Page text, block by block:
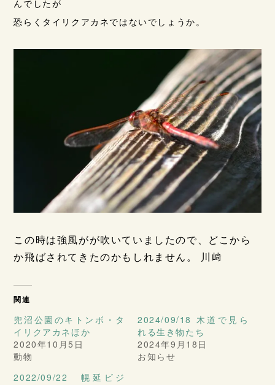
んでしたが
恐らくタイリクアカネではないでしょうか。
この時は強風がが吹いていましたので、どこから
か飛ばされてきたのかもしれません。 川﨑
関連
兜沼公園のキトンボ・タ
イリクアカネほか
2020年10月5日
動物
2024/09/18 木道で見ら
れる生き物たち
2024年9月18日
お知らせ
2022/09/22 幌延ビジ